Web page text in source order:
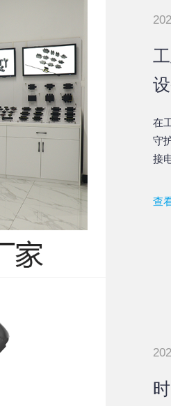
在
守
接
量
查